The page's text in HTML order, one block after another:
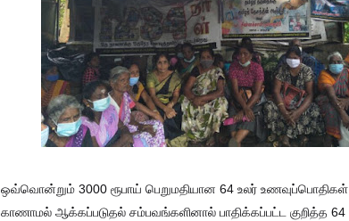
ஒவ்வொன்றும் 3000 ரூபாய் பெறுமதியான 64 உலர் உணவுப்பொதிகள்,
காணாமல் ஆக்கப்படுதல் சம்பவங்களினால் பாதிக்கப்பட்ட குறித்த 64